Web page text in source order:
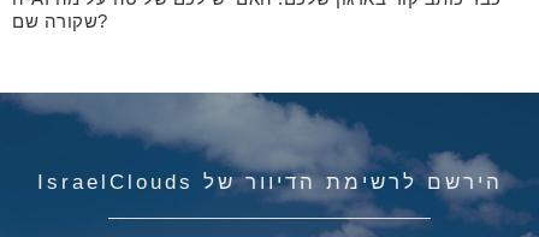
שקורה שם?
הירשם לרשימת הדיוור של IsraelClouds